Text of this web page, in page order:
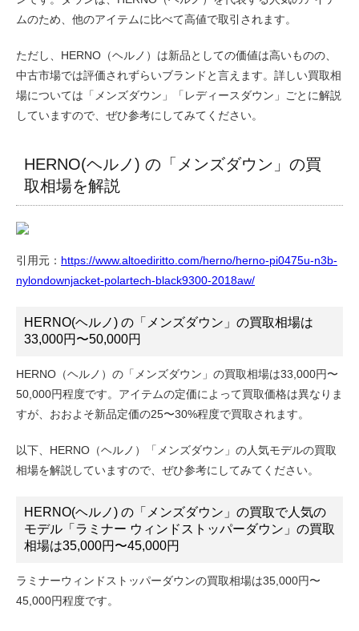
ムのため、他のアイテムに比べて高値で取引されます。
ただし、HERNO（ヘルノ）は新品としての価値は高いものの、
中古市場では評価されずらいブランドと言えます。詳しい買取相
場については「メンズダウン」「レディースダウン」ごとに解説
していますので、ぜひ参考にしてみてください。
HERNO(ヘルノ) の「メンズダウン」の買
取相場を解説
引用元： https://www.altoediritto.com/herno/herno-pi0475u-n3b-
nylondownjacket-polartech-black9300-2018aw/
HERNO(ヘルノ) の「メンズダウン」の買取相場は
33,000円〜50,000円
HERNO（ヘルノ）の「メンズダウン」の買取相場は33,000円〜
50,000円程度です。アイテムの定価によって買取価格は異なりま
すが、おおよそ新品定価の25〜30%程度で買取されます。
以下、HERNO（ヘルノ）「メンズダウン」の人気モデルの買取
相場を解説していますので、ぜひ参考にしてみてください。
HERNO(ヘルノ) の「メンズダウン」の買取で人気の
モデル「ラミナー ウィンドストッパーダウン」の買取
相場は35,000円〜45,000円
ラミナーウィンドストッパーダウンの買取相場は35,000円〜
45,000円程度です。